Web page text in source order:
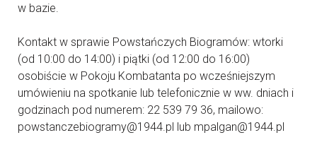
w bazie.
Kontakt w sprawie Powstańczych Biogramów: wtorki
(od 10:00 do 14:00) i piątki (od 12:00 do 16:00)
osobiście w Pokoju Kombatanta po wcześniejszym
umówieniu na spotkanie lub telefonicznie w ww. dniach i
godzinach pod numerem: 22 539 79 36, mailowo:
powstanczebiogramy@1944.pl lub mpalgan@1944.pl